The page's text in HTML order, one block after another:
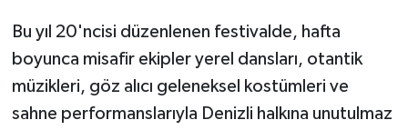
Bu yıl 20'ncisi düzenlenen festivalde, hafta
boyunca misafir ekipler yerel dansları, otantik
müzikleri, göz alıcı geleneksel kostümleri ve
sahne performanslarıyla Denizli halkına unutulmaz